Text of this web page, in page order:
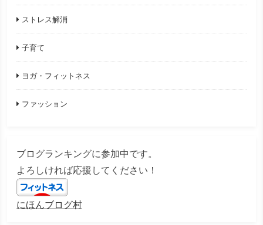
ストレス解消
子育て
ヨガ・フィットネス
ファッション
ブログランキングに参加中です。
よろしければ応援してください！
にほんブログ村